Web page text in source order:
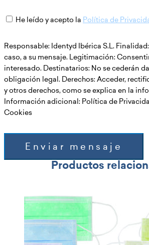
He leído y acepto la Política de
Responsable: Identyd Ibérica S.L.
caso, a su mensaje. Legitimación:
interesado. Destinatarios: No se cederán
obligación legal. Derechos: Acceder,
y otros derechos, como se explica en la
Información adicional: Política de
Cookies
Enviar mensaje
Productos